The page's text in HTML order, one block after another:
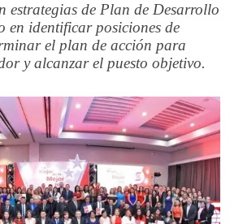
estrategias de Plan de Desarrollo
en identificar posiciones de
el plan de acción para
y alcanzar el puesto objetivo.